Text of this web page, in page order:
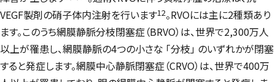
VEGF製剤の硝子体内注射を行います12。RVOには主に2種類あり
ます。このうち網膜静脈分枝閉塞症（BRVO）は、世界で2,300万人
以上が罹患し、網膜静脈の4つの小さな 「分枝」 のいずれかが閉塞
すると発症します。網膜中心静脈閉塞症（CRVO）は、世界で400万